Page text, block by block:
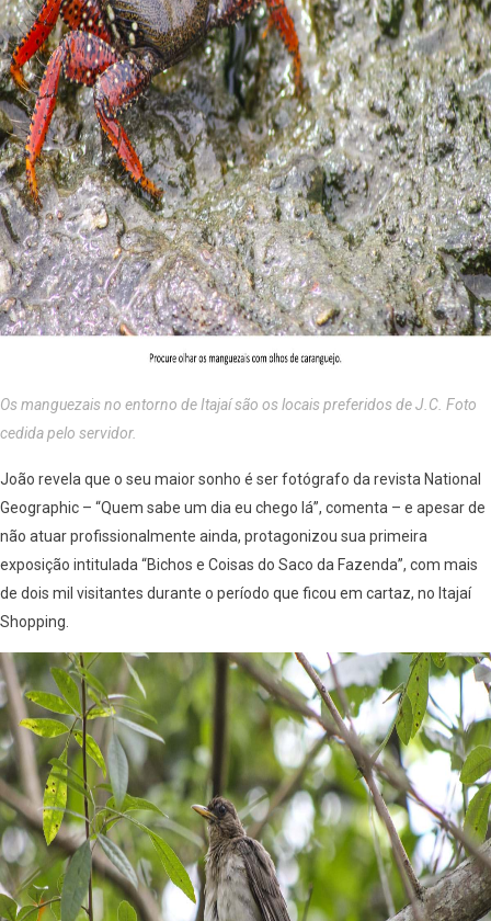
Os manguezais no entorno de Itajaí são os locais preferidos de J.C. Foto
cedida pelo servidor.
João revela que o seu maior sonho é ser fotógrafo da revista National
Geographic – “Quem sabe um dia eu chego lá”, comenta – e apesar de
não atuar profissionalmente ainda, protagonizou sua primeira
exposição intitulada “Bichos e Coisas do Saco da Fazenda”, com mais
de dois mil visitantes durante o período que ficou em cartaz, no Itajaí
Shopping.